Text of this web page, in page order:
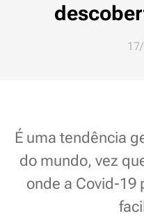
É uma tendência
do mundo, vez
onde a Covid-19